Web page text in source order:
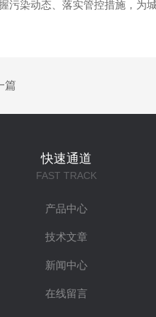
染动态、落实管控措施，为
篇
快速通道
FAST TRACK
产品中心
技术文章
新闻中心
在线留言